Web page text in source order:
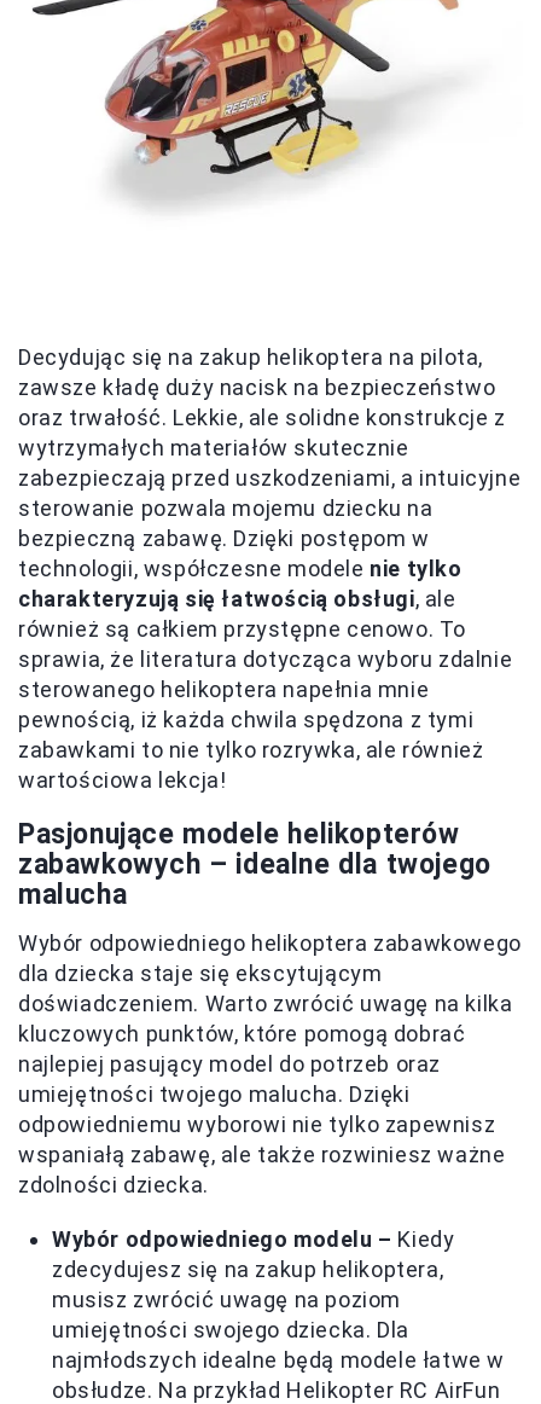
Decydując się na zakup helikoptera na pilota,
zawsze kładę duży nacisk na bezpieczeństwo
oraz trwałość. Lekkie, ale solidne konstrukcje z
wytrzymałych materiałów skutecznie
zabezpieczają przed uszkodzeniami, a intuicyjne
sterowanie pozwala mojemu dziecku na
bezpieczną zabawę. Dzięki postępom w
technologii, współczesne modele nie tylko
charakteryzują się łatwością obsługi, ale
również są całkiem przystępne cenowo. To
sprawia, że literatura dotycząca wyboru zdalnie
sterowanego helikoptera napełnia mnie
pewnością, iż każda chwila spędzona z tymi
zabawkami to nie tylko rozrywka, ale również
wartościowa lekcja!
Pasjonujące modele helikopterów
zabawkowych – idealne dla twojego
malucha
Wybór odpowiedniego helikoptera zabawkowego
dla dziecka staje się ekscytującym
doświadczeniem. Warto zwrócić uwagę na kilka
kluczowych punktów, które pomogą dobrać
najlepiej pasujący model do potrzeb oraz
umiejętności twojego malucha. Dzięki
odpowiedniemu wyborowi nie tylko zapewnisz
wspaniałą zabawę, ale także rozwiniesz ważne
zdolności dziecka.
Wybór odpowiedniego modelu – Kiedy
zdecydujesz się na zakup helikoptera,
musisz zwrócić uwagę na poziom
umiejętności swojego dziecka. Dla
najmłodszych idealne będą modele łatwe w
obsłudze. Na przykład Helikopter RC AirFun